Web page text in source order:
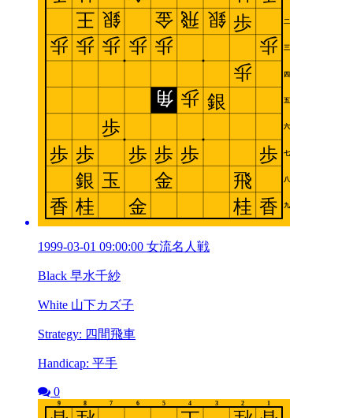
1999-03-01 09:00:00 女流名人戦
Black 早水千紗
White 山下カズ子
Strategy: 四間飛車
Handicap: 平手
0